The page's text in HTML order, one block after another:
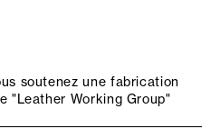
soutenez une fabrication
"Leather Working Group"